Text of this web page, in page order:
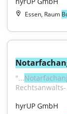
Essen, Raum
"...
hyrUP GmbH